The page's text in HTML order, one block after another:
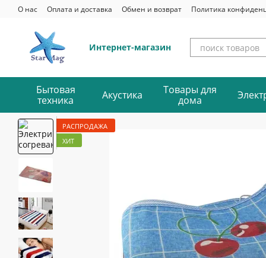
Перейти к основному контенту
О нас Оплата и доставка Обмен и возврат Политика
Интернет-магазин
Бытовая
техника
Акустика
Товары для
дома
РАСПРОДАЖА
ХИТ